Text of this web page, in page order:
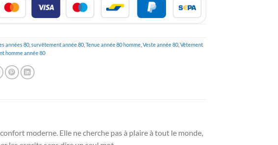
années 80 survêtement année 80 Tenue année 80 homme Veste année 80 Vêtement
homme année 80
moderne. Elle ne cherche pas à plaire à tout le monde,